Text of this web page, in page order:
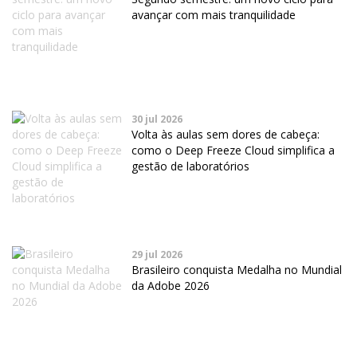
avançar com mais tranquilidade
30 jul 2026
Volta às aulas sem dores de cabeça:
como o Deep Freeze Cloud simplifica a
gestão de laboratórios
29 jul 2026
Brasileiro conquista Medalha no Mundial
da Adobe 2026